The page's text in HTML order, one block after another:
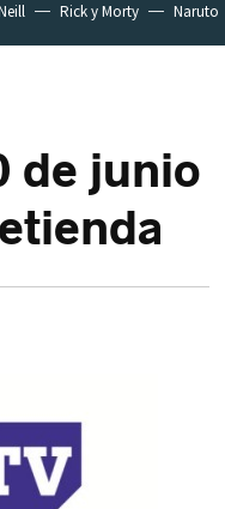
Rick y Morty Naruto
de junio